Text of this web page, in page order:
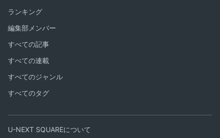
ランキング
編集部メンバー
すべての記事
すべての連載
すべてのジャンル
すべてのタグ
U-NEXT SQUAREについて